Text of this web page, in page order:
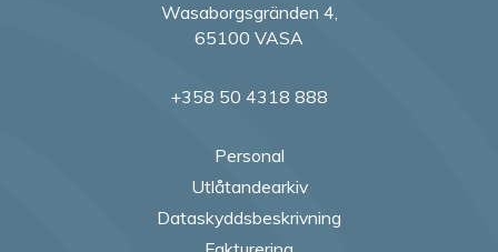
Wasaborgsgränden 4,
65100 VASA
+358 50 4318 888
Personal
Utlåtandearkiv
Dataskyddsbeskrivning